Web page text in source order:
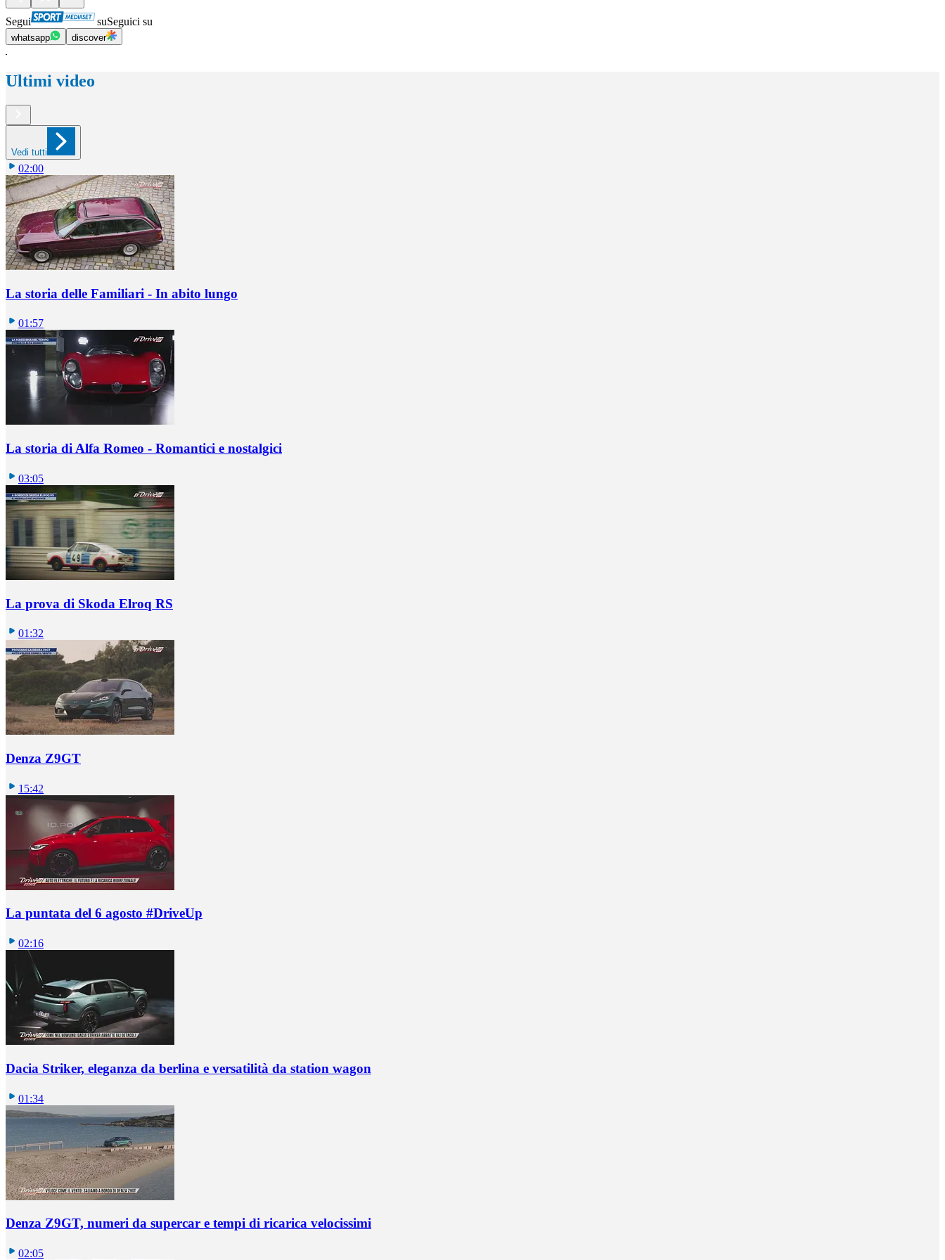
Segui suSeguici su
whatsapp discover
Ultimi video
Vedi tutti
02:00
La storia delle Familiari - In abito lungo
01:57
La storia di Alfa Romeo - Romantici e nostalgici
03:05
La prova di Skoda Elroq RS
01:32
Denza Z9GT
15:42
La puntata del 6 agosto #DriveUp
02:16
Dacia Striker, eleganza da berlina e versatilità da station wagon
01:34
Denza Z9GT, numeri da supercar e tempi di ricarica velocissimi
02:05